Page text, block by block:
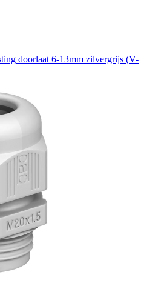
doorlaat 6-13mm zilvergrijs (V-